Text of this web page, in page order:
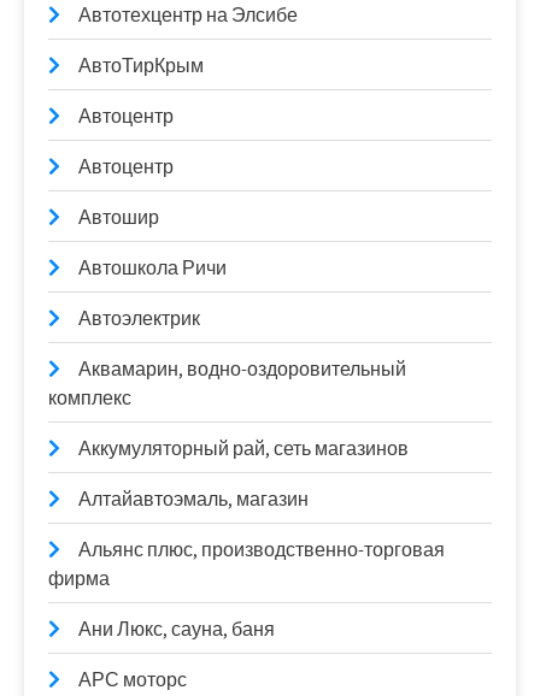
Автотехцентр на Элсибе
АвтоТирКрым
Автоцентр
Автоцентр
Автошир
Автошкола Ричи
Автоэлектрик
Аквамарин, водно-оздоровительный
комплекс
Аккумуляторный рай, сеть магазинов
Алтайавтоэмаль, магазин
Альянс плюс, производственно-торговая
фирма
Ани Люкс, сауна, баня
АРС моторс